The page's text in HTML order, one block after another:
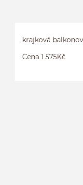
krajková
Cena 1 575Kč